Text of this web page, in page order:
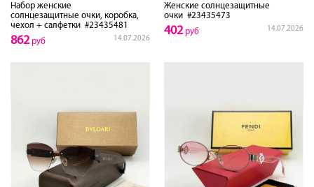
Набор женские
солнцезащитные очки, коробка,
чехол + салфетки #23435481
14.07.2026
862руб
Женские солнцезащитные
очки #23435473
14.07.2026
402руб